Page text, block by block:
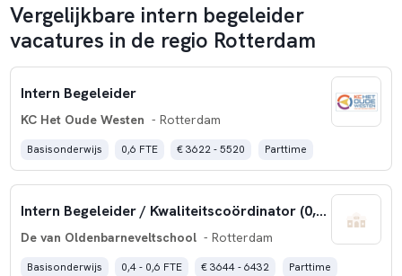
Vergelijkbare intern begeleider
vacatures in de regio Rotterdam
Intern Begeleider
KC Het Oude Westen - Rotterdam
Basisonderwijs 0,6 FTE € 3622 - 5520 Parttime
Intern Begeleider / Kwaliteitscoördinator (0,4 – 0,6 fte)
De van Oldenbarneveltschool - Rotterdam
Basisonderwijs 0,4 - 0,6 FTE € 3644 - 6432 Parttime